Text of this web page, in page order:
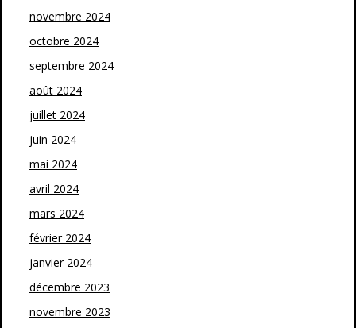
novembre 2024
octobre 2024
septembre 2024
août 2024
juillet 2024
juin 2024
mai 2024
avril 2024
mars 2024
février 2024
janvier 2024
décembre 2023
novembre 2023